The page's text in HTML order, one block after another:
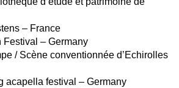
– France
– Germany
/ Scène conventionnée d’Echirolles
acapella festival – Germany